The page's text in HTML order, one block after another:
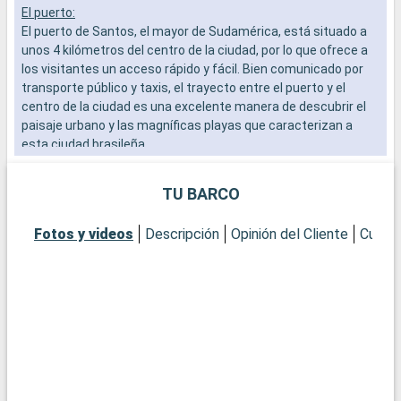
El puerto:
El puerto de Santos, el mayor de Sudamérica, está situado a
unos 4 kilómetros del centro de la ciudad, por lo que ofrece a
los visitantes un acceso rápido y fácil. Bien comunicado por
transporte público y taxis, el trayecto entre el puerto y el
centro de la ciudad es una excelente manera de descubrir el
paisaje urbano y las magníficas playas que caracterizan a
esta ciudad brasileña.
Santos, ciudad costera de Brasil, es famosa por su jardín
por el Libro Guinness de los Récords. Descubra el encanto del
TU BARCO
Fotos y videos Descripción Opinión del Cliente